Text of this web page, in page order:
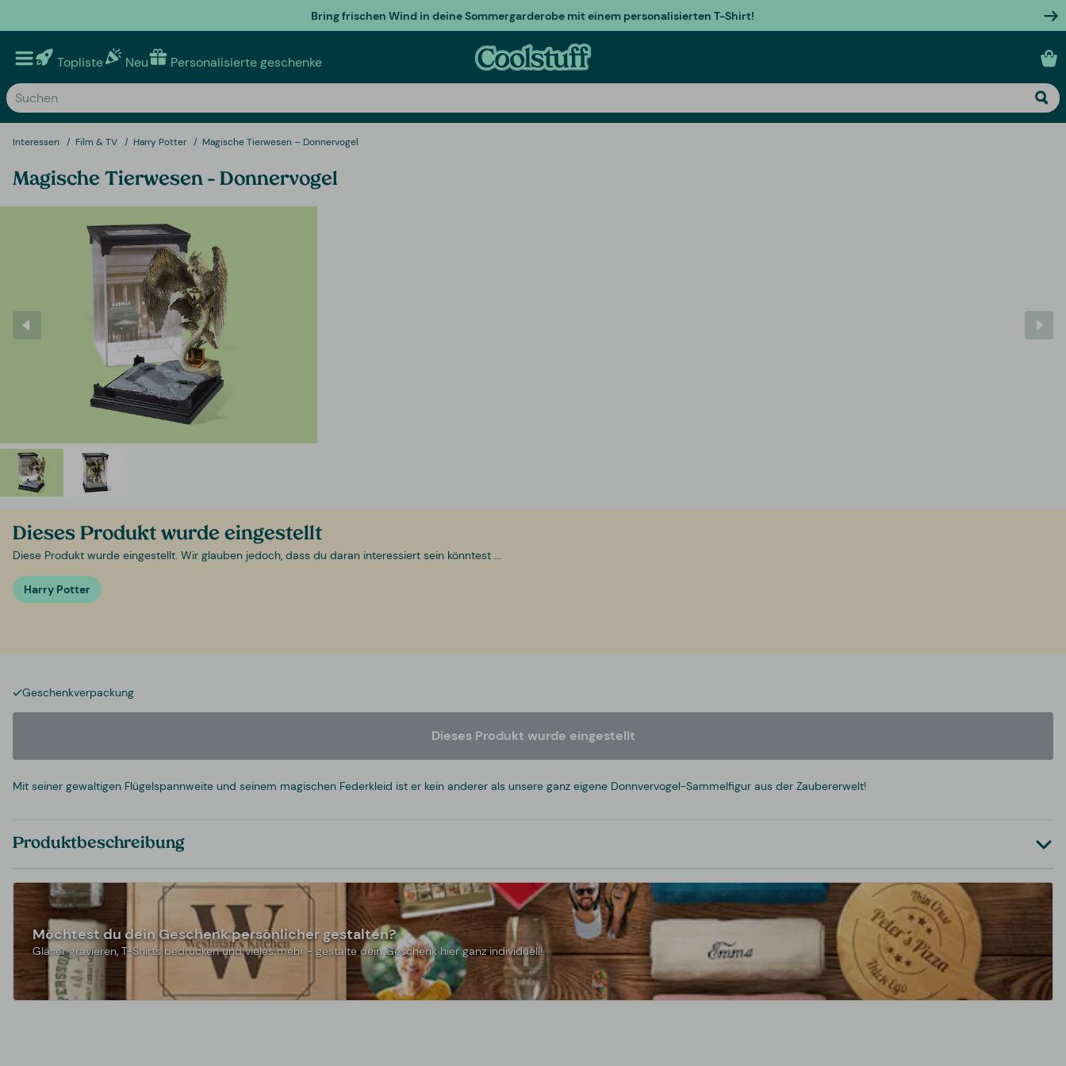
Bring frischen Wind in deine Sommergarderobe mit einem personalisierten T-Shirt!
Topliste Neu Personalisierte geschenke
Interessen Film & TV Harry Potter Magische Tierwesen – Donnervogel
Magische Tierwesen – Donnervogel
Dieses Produkt wurde eingestellt
Diese Produkt wurde eingestellt. Wir glauben jedoch, dass du daran interessiert sein könntest ...
Harry Potter
Geschenkverpackung
Dieses Produkt wurde eingestellt
Mit seiner gewaltigen Flügelspannweite und seinem magischen Federkleid ist er kein anderer als unsere ganz eigene Donnvervogel-Sammelfigur aus der Zaubererwelt!
Produktbeschreibung
Möchtest du dein Geschenk persönlicher gestalten?
Gläser gravieren, T-Shirts bedrucken und vieles mehr - gestalte dein Geschenk hier ganz individuell!